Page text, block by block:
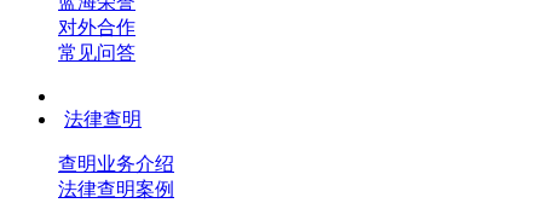
对外合作
常见问答
法律查明
查明业务介绍
法律查明案例